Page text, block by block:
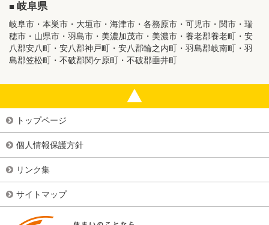
岐阜県
岐阜市・本巣市・大垣市・海津市・各務原市・可児市・関市・瑞
穂市・山県市・羽島市・美濃加茂市・美濃市・養老郡養老町・安
八郡安八町・安八郡神戸町・安八郡輪之内町・羽島郡岐南町・羽
島郡笠松町・不破郡関ケ原町・不破郡垂井町
トップページ
個人情報保護方針
リンク集
サイトマップ